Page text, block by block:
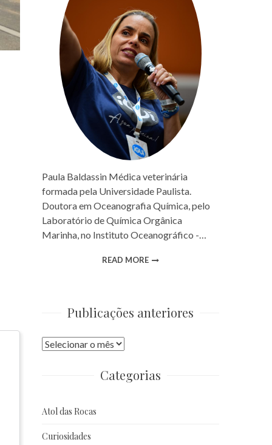
Paula Baldassin Médica veterinária
formada pela Universidade Paulista.
Doutora em Oceanografia Química, pelo
Laboratório de Química Orgânica
Marinha, no Instituto Oceanográfico -…
READ MORE
Publicações anteriores
Publicações
Categorias
Atol das Rocas
Curiosidades